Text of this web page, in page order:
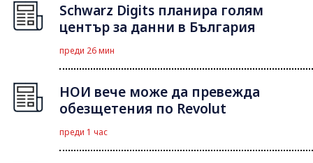
Schwarz Digits планира голям
център за данни в България
преди 26 мин
НОИ вече може да превежда
обезщетения по Revolut
преди 1 час